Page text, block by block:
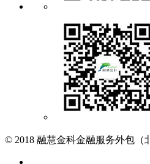
© 2018 融慧金科金融服务外包（